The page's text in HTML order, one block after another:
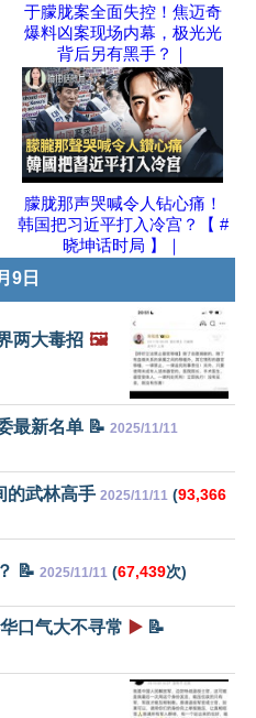
于朦胧案全面失控！焦迈奇
爆料凶案现场内幕，极光光
背后另有黑手？｜
朦胧那声哭喊令人钻心痛！
韩国把习近平打入冷宫？【 #
晓坤话时局 】｜
9日
两大毒招 🖼️
最新名单 📝 2025/11/11
的武林高手 2025/11/11 (93,366
📝 2025/11/11 (67,439次)
口气大不寻常 ▶️ 📝